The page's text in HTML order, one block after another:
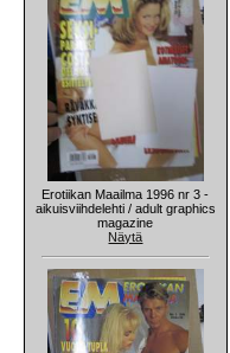
Erotiikan Maailma 1996 nr 3 -
aikuisviihdelehti / adult graphics
magazine
Näytä